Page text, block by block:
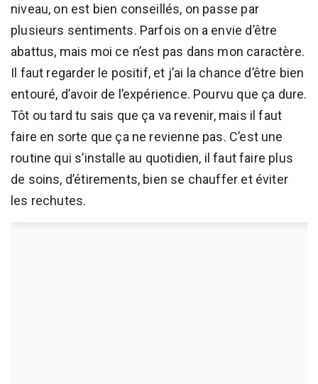
niveau, on est bien conseillés, on passe par
plusieurs sentiments. Parfois on a envie d’être
abattus, mais moi ce n’est pas dans mon caractère.
Il faut regarder le positif, et j’ai la chance d’être bien
entouré, d’avoir de l’expérience. Pourvu que ça dure.
Tôt ou tard tu sais que ça va revenir, mais il faut
faire en sorte que ça ne revienne pas. C’est une
routine qui s’installe au quotidien, il faut faire plus
de soins, d’étirements, bien se chauffer et éviter
les rechutes.